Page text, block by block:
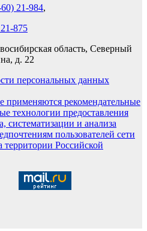
21-984,
875
область, Северный
д. 22
персональных данных
рекомендательные
технологии предоставления
систематизации и анализа
пользователей сети
территории Российской